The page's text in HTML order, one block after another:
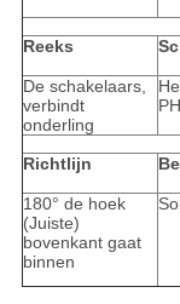
Reeks
De schakelaars,
verbindt
onderling
Richtlijn
180° de hoek
(Juiste)
bovenkant gaat
binnen